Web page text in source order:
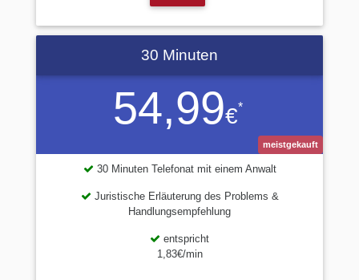
54,99€*
30 Minuten
meistgekauft
30 Minuten Telefonat mit einem Anwalt
Juristische Erläuterung des Problems &
Handlungsempfehlung
entspricht
1,83€/min